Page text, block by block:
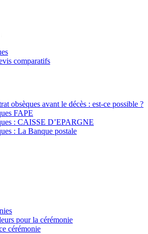
comparatifs
obsèques avant le décès : est-ce possible ?
FAPE
: CAISSE D’EPARGNE
: La Banque postale
pour la cérémonie
cérémonie